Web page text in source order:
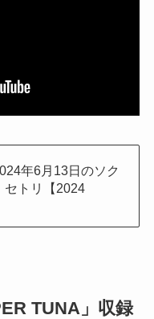
年6月13日のソク
セトリ【2024
TUNA」収録